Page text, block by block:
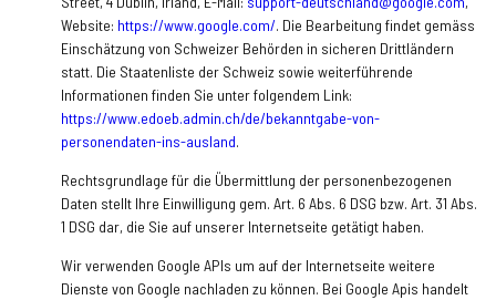
Website: https://www.google.com/. Die Bearbeitung findet gemäss
Einschätzung von Schweizer Behörden in sicheren Drittländern
statt. Die Staatenliste der Schweiz sowie weiterführende
Informationen finden Sie unter folgendem Link:
https://www.edoeb.admin.ch/de/bekanntgabe-von-
personendaten-ins-ausland.
Rechtsgrundlage für die Übermittlung der personenbezogenen
Daten stellt Ihre Einwilligung gem. Art. 6 Abs. 6 DSG bzw. Art. 31 Abs.
1 DSG dar, die Sie auf unserer Internetseite getätigt haben.
Wir verwenden Google APIs um auf der Internetseite weitere
Dienste von Google nachladen zu können. Bei Google Apis handelt